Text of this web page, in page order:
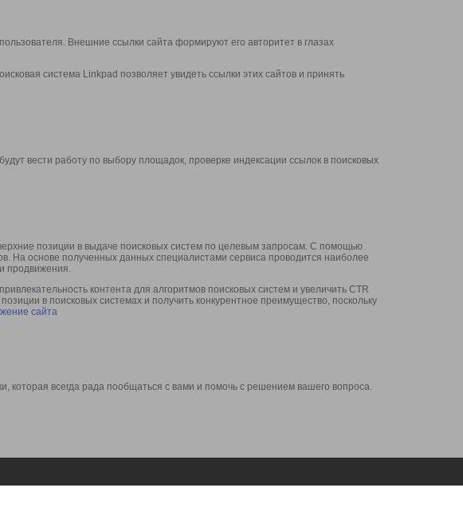
Внешние ссылки сайта формируют его авторитет в глазах
система Linkpad позволяет увидеть ссылки этих сайтов и принять
вести работу по выбору площадок, проверке индексации ссылок в поисковых
позиции в выдаче поисковых систем по целевым запросам. С помощью
На основе полученных данных специалистами сервиса проводится наиболее
продвижения.
контента для алгоритмов поисковых систем и увеличить CTR
в поисковых системах и получить конкурентное преимущество, поскольку
сайта
которая всегда рада пообщаться с вами и помочь с решением вашего вопроса.